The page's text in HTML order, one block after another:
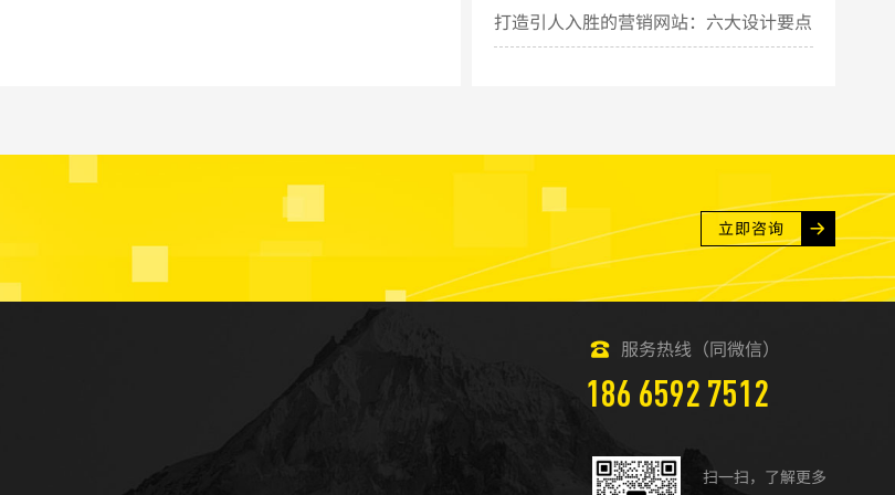
打造引人入胜的营销网站：六大设计要点
立即咨询
服务热线（同微信）
186 6592 7512
扫一扫，了解更多